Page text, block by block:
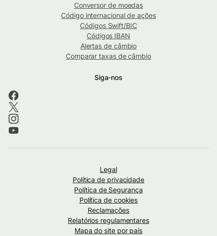
Conversor de moedas
Código internacional de ações
Códigos Swift/BIC
Códigos IBAN
Alertas de câmbio
Comparar taxas de câmbio
Siga-nos
Legal
Política de privacidade
Política de Segurança
Política de cookies
Reclamações
Relatórios regulamentares
Mapa do site por país